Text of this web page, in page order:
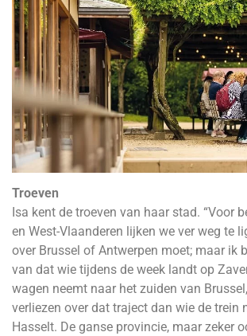
Troeven
Isa kent de troeven van haar stad. “Voor
en West-Vlaanderen lijken we ver weg te
over Brussel of Antwerpen moet; maar ik
van dat wie tijdens de week landt op
wagen neemt naar het zuiden van
verliezen over dat traject dan wie de trein
Hasselt. De ganse provincie, maar zeker